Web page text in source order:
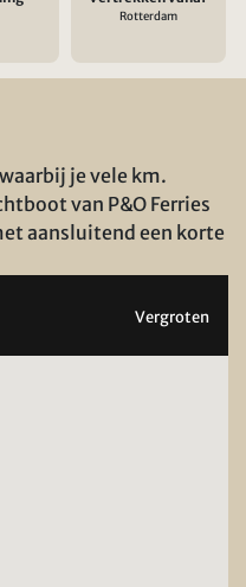
Rotterdam
je vele km.
van P&O Ferries
aansluitend een korte
Vergroten